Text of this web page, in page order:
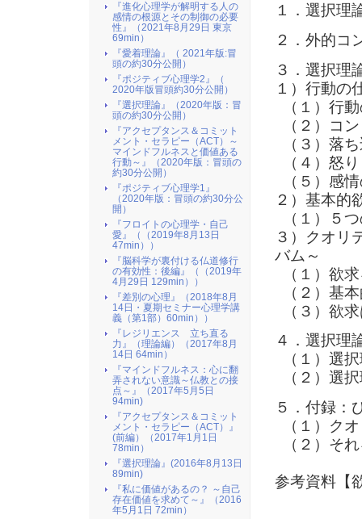
１．選択理
２．外的コ
３．選択理
１）行動の
（１）行
（２）コ
（３）落
（４）怒
（５）感
２）基本的
（１）５
３）クオリ
バム～
（１）欲
（２）基
（３）欲
４．選択理
（１）選
（２）選
５．付録：
（１）ク
（２）そ
参考資料【
『進化心理学が解明する人の
感情の根源とその制御の必要
性』（2021年8月29日 東京
69min）
『愛着理論』（ 2021年版:冒
頭の約30分公開）
『ポジティブ心理学2』（
2020年版冒頭約30分公開）
『選択理論』（2020年版：冒
頭の約30分公開）
『アクセプタンス＆コミット
メント・セラピー（ACT）～
マインドフルネスと価値ある
行動～』（2020年版：冒頭の
約30分公開）
『ポジティブ心理学1』
（2020年版：冒頭の約30分公
開）
『フロイトの心理学・自己
愛』（（2019年8月13日
47min））
『脳科学が裏付ける仏道修行
の有効性：後編』（（2019年
4月29日 129min））
『差別の心理』（2018年8月
14日・夏期セミナー心理学講
義（第1部）60min））
『レジリエンス 立ち直る
力』（理論編）（2017年8月
14日 64min）
『マインドフルネス：心に翻
弄されない意識～仏教との接
点～』（2017年5月5日
94min)
『アクセプタンス＆コミット
メント・セラピー（ACT）』
(前編）（2017年1月1日
78min）
『選択理論』(2016年8月13日
89min)
『私に価値があるの？ ～自己
存在価値を求めて～』（2016
年5月1日 72min）